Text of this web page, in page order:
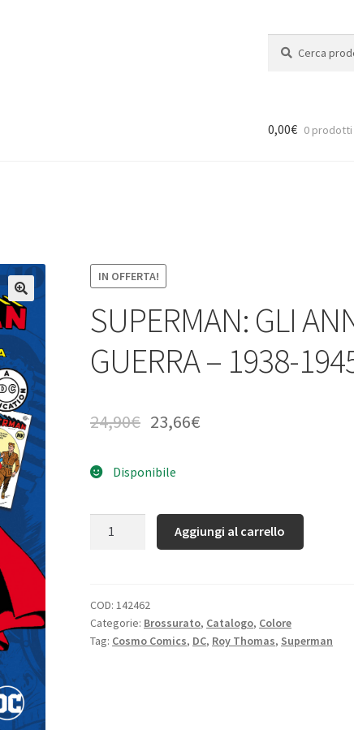
0,00€ 0 prodotti
IN OFFERTA!
SUPERMAN: GLI
GUERRA – 1938-
24,90€ 23,66€
Disponibile
Aggiungi al carrello
COD: 142462
Categorie: Brossurato, Catalogo, Colore
Tag: Cosmo Comics, DC, Roy Thomas, Superman